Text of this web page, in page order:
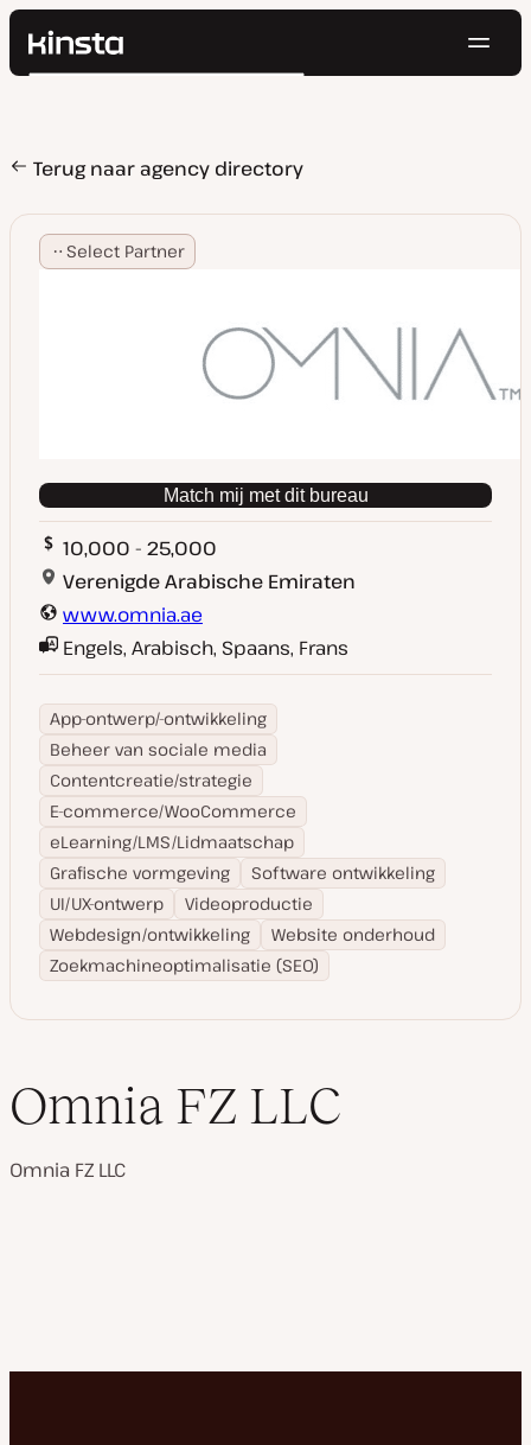
Kinsta®
Prijzen
Bronnen
Contact
Zoeken
Terug naar agency directory
Select Partner
Match mij met dit bureau
10,000 - 25,000
Verenigde Arabische Emiraten
www.omnia.ae
Engels, Arabisch, Spaans, Frans
App-ontwerp/-ontwikkeling
Beheer van sociale media
Contentcreatie/strategie
E-commerce/WooCommerce
eLearning/LMS/Lidmaatschap
Grafische vormgeving
Software ontwikkeling
UI/UX-ontwerp
Videoproductie
Webdesign/ontwikkeling
Website onderhoud
Zoekmachineoptimalisatie (SEO)
Omnia FZ LLC
Omnia FZ LLC